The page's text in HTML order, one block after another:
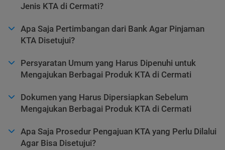
Jenis KTA di Cermati?
Apa Saja Pertimbangan dari Bank Agar Pinjaman
KTA Disetujui?
Persyaratan Umum yang Harus Dipenuhi untuk
Mengajukan Berbagai Produk KTA di Cermati
Dokumen yang Harus Dipersiapkan Sebelum
Mengajukan Berbagai Produk KTA di Cermati
Apa Saja Prosedur Pengajuan KTA yang Perlu Dilalui
Agar Bisa Disetujui?